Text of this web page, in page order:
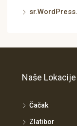
Naše Lokacije
Čačak
Zlatibor